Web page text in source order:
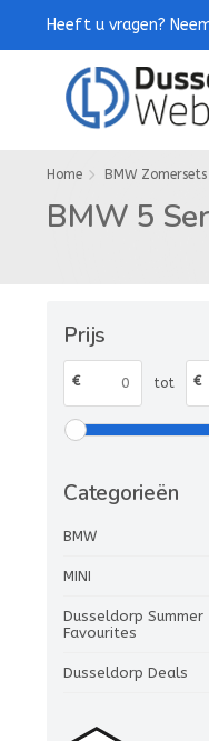
Heeft u vragen?
Home BMW Zomersets
BMW 5
Prijs
€ tot €
Categorieën
BMW
MINI
Dusseldorp Summer
Favourites
Dusseldorp Deals